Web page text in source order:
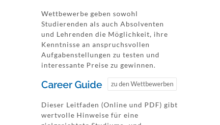
Wettbewerbe geben sowohl
Studierenden als auch Absolventen
und Lehrenden die Möglichkeit, ihre
Kenntnisse an anspruchsvollen
Aufgabenstellungen zu testen und
interessante Preise zu gewinnen.
zu den Wettbewerben
Career Guide
Dieser Leitfaden (Online und PDF) gibt
wertvolle Hinweise für eine